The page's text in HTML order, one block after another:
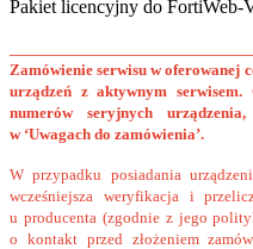
Pakiet licencyjny do FortiWeb-
Zamówienie serwisu w oferowanej
urządzeń z aktywnym
numerów seryjnych
w ‘Uwagach do zamówienia’.
W przypadku posiadania
wcześniejsza weryfikacja i
u producenta (zgodnie z jego
o kontakt przed złożeniem